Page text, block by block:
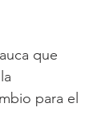
que
para el